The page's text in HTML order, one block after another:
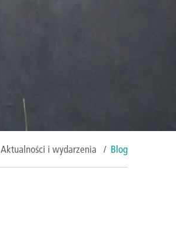
Aktualności i wydarzenia / Blog